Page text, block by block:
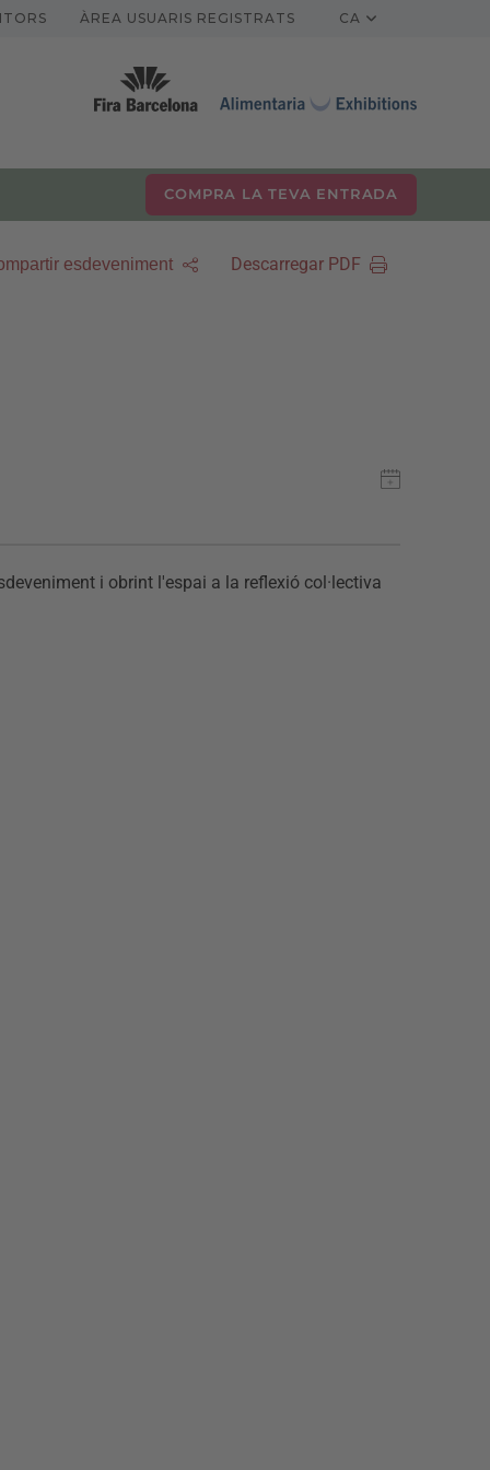
ÀREA USUARIS REGISTRATS CA
COMPRA LA TEVA ENTRADA
esdeveniment Descarregar PDF
i obrint l'espai a la reflexió col·lectiva